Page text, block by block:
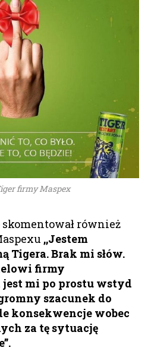
firmy Maspex
również
,,Jestem
Tigera. Brak mi słów.
firmy
mi po prostu wstyd
szacunek do
konsekwencje wobec
za tę sytuację